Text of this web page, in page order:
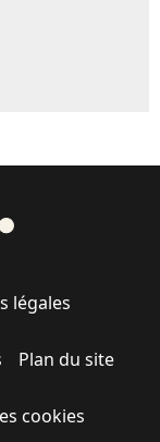
légales
Plan du site
cookies